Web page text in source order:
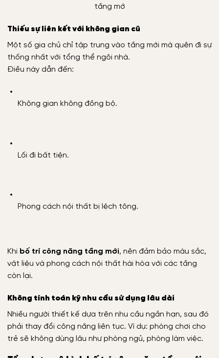
tầng mớ
Thiếu sự liên kết với không gian cũ
Một số gia chủ chỉ tập trung vào tầng mới mà quên đi sự
thống nhất với tổng thể ngôi nhà.
Điều này dẫn đến:
Không gian không đồng bộ.
Lối đi bất tiện.
Phong cách nội thất bị lệch tông.
Khi bố trí công năng tầng mới, nên đảm bảo màu sắc,
vật liệu và phong cách nội thất hài hòa với các tầng
còn lại.
Không tính toán kỹ nhu cầu sử dụng lâu dài
Nhiều người thiết kế dựa trên nhu cầu ngắn hạn, sau đó
phải thay đổi công năng liên tục. Ví dụ: phòng chơi cho
trẻ sẽ không dùng lâu như phòng ngủ, phòng làm việc.